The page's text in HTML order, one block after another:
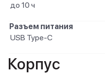
до 10 ч
Разъем питания
USB Type-C
Корпус